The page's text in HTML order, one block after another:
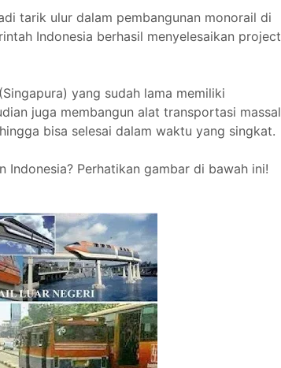
tarik ulur dalam pembangunan monorail di
Indonesia berhasil menyelesaikan project
yang sudah lama memiliki
juga membangun alat transportasi massal
bisa selesai dalam waktu yang singkat.
Perhatikan gambar di bawah ini!